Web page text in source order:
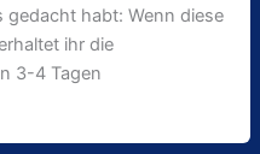
habt: Wenn diese
ihr die
3-4 Tagen